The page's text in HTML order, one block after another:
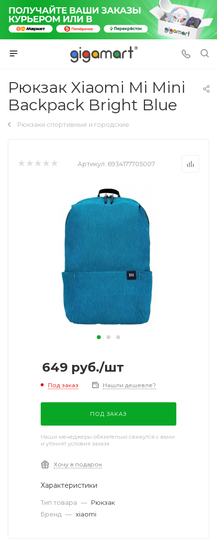
Рюкзак Xiaomi Mi Mini
Backpack Bright Blue
Рюкзаки спортивные и городские
Артикул: 6934177705007
649 руб./шт
Под заказ Нашли дешевле?
ПОД ЗАКАЗ
Наши менеджеры обязательно свяжутся с вами
и уточнят условия заказа
Хочу в подарок
Характеристики
Тип товара — Рюкзак
Бренд — xiaomi